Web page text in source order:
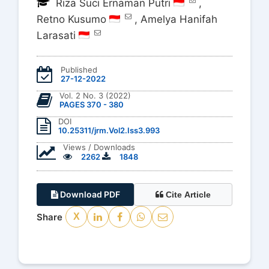
Riza Suci Ernaman Putri
,
Retno Kusumo
, Amelya Hanifah
Larasati
Published
27-12-2022
Vol. 2 No. 3 (2022)
PAGES 370 - 380
DOI
10.25311/jrm.Vol2.Iss3.993
Views / Downloads
2262
1848
Download PDF Cite Article
Share X